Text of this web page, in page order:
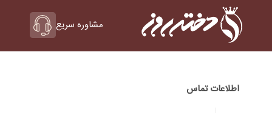
مشاوره سریع
اطلاعات تماس